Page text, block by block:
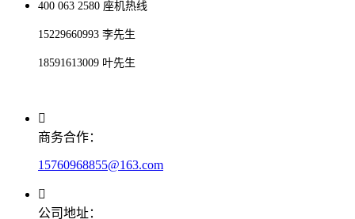
400 063 2580 座机热线
15229660993 李先生
18591613009 叶先生
商务合作：
15760968855@163.com
公司地址：